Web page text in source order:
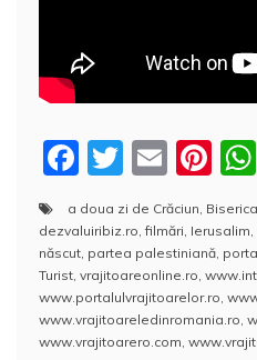
F
a
c
e
b
o
T
w
itt
er
E
m
ai
l
Pi
nt
er
e
st
a doua zi de Crăciun,
dezvaluiribiz.ro,filmări, Ierusalim,
născut, partea palestiniană,
Turist, vrajitoareonline.ro,
www.portalulvrajitoarelor.ro,
www.vrajitoareledinromania.ro,
www.vrajitoarero.com,